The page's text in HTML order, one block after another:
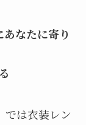
なたに寄り
は衣装レン